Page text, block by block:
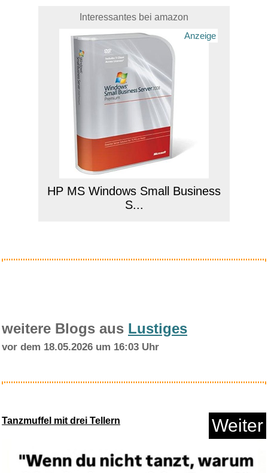
Interessantes bei amazon
Anzeige
HP MS Windows Small Business
S...
weitere Blogs aus Lustiges
vor dem 18.05.2026 um 16:03 Uhr
Tanzmuffel mit drei Tellern Weiter